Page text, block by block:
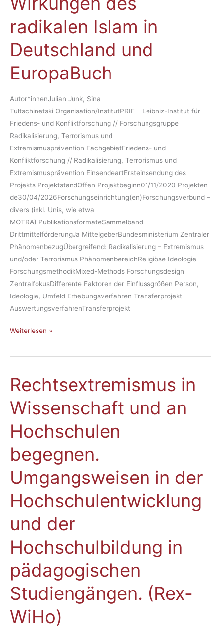
radikalen Islam in
Deutschland und
EuropaBuch
Autor*innenJulian Junk, Sina
Tultschinetski Organisation/InstitutPRIF – Leibniz-Institut für
Friedens- und Konfliktforschung // Forschungsgruppe
Radikalisierung, Terrorismus und
Extremismusprävention FachgebietFriedens- und
Konfliktforschung // Radikalisierung, Terrorismus und
Extremismusprävention EinsendeartErsteinsendung des
Projekts ProjektstandOffen Projektbeginn01/11/2020 Projekten
de30/04/2026Forschungseinrichtung(en)Forschungsverbund –
divers (inkl. Unis, wie etwa
MOTRA) PublikationsformateSammelband
DrittmittelförderungJa MittelgeberBundesministerium Zentraler
PhänomenbezugÜbergreifend: Radikalisierung – Extremismus
und/oder Terrorismus PhänomenbereichReligiöse Ideologie
ForschungsmethodikMixed-Methods Forschungsdesign
ZentralfokusDifferente Faktoren der Einflussgrößen Person,
Ideologie, Umfeld Erhebungsverfahren Transferprojekt
AuswertungsverfahrenTransferprojekt
radikalen
in
und
EuropaBuch
Weiterlesen »
Rechtsextremismus in
Wissenschaft und an
Hochschulen
begegnen.
Umgangsweisen in der
Hochschulentwicklung
und der
Hochschulbildung in
pädagogischen
Studiengängen. (Rex-
WiHo)
Rechtsextremismus
in
Wissenschaft
und
Hochschulen
begegnen.
Umgangsweisen
Hochschulentwicklung
der
Hochschulbildung
pädagogischen
Studiengängen.
(Rex-
WiHo)